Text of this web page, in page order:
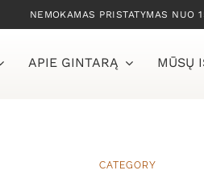
NEMOKAMAS PRISTATYMAS NUO
APIE GINTARĄ MŪSŲ
CATEGORY